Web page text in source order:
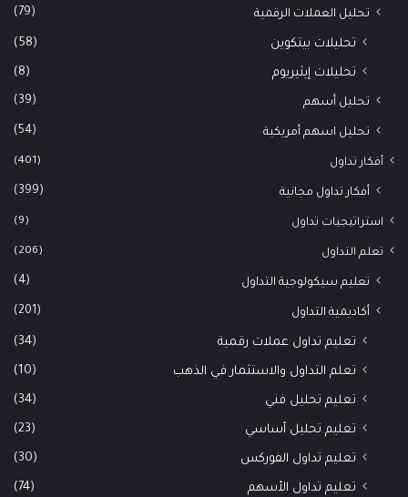
تحليل العملات الرقمية (79)
تحليلات بيتكوين (58)
تحليلات إيثيريوم (8)
تحليل أسهم (39)
تحليل اسهم أمريكية (54)
أفكار تداول (401)
أفكار تداول مجانية (399)
استراتيجيات تداول (9)
تعلم التداول (206)
تعليم سيكولوجية التداول (4)
أكاديمية التداول (201)
تعليم تداول عملات رقمية (34)
تعلم التداول والاستثمار في الذهب (10)
تعليم تحليل فني (34)
تعليم تحليل أساسي (23)
تعليم تداول الفوركس (30)
تعليم تداول الأسهم (74)